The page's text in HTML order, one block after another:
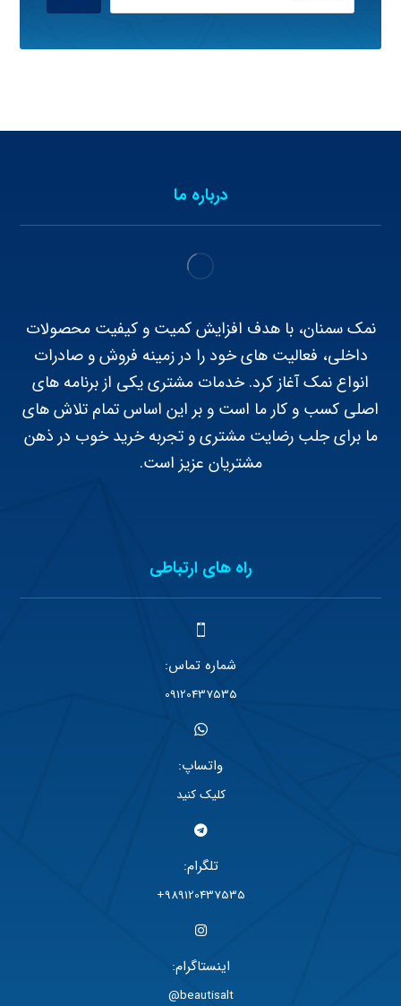
درباره ما
نمک سمنان، با هدف افزایش کمیت و کیفیت محصولات
داخلی، فعالیت های خود را در زمینه فروش و صادرات
انواع نمک آغاز کرد. خدمات مشتری یکی از برنامه های
اصلی کسب و کار ما است و بر این اساس تمام تلاش های
ما برای جلب رضایت مشتری و تجربه خرید خوب در ذهن
مشتریان عزیز است.
راه های ارتباطی
شماره تماس:
09120437535
واتساپ:
کلیک کنید
تلگرام:
989120437535+
اینستاگرام:
beautisalt@